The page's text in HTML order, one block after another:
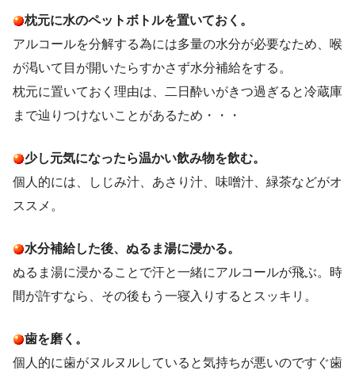
枕元に水のペットボトルを置いておく。
アルコールを分解する為には多量の水分が必要なため、喉
が渇いて目が開いたらすかさず水分補給をする。
枕元に置いておく理由は、二日酔いがきつ過ぎると冷蔵庫
まで辿りつけないことがあるため・・・
少し元気になったら温かい飲み物を飲む。
個人的には、しじみ汁、あさり汁、味噌汁、緑茶などがオ
ススメ。
水分補給した後、ぬるま湯に浸かる。
ぬるま湯に浸かることで汗と一緒にアルコールが飛ぶ。時
間が許すなら、その後もう一寝入りするとスッキリ。
歯を磨く。
個人的に歯がヌルヌルしていると気持ちが悪いのですぐ歯